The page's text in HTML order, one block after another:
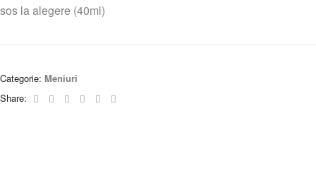
sos la alegere (40ml)
Categorie: Meniuri
Share:
Facebook
TwitterLinkedinGoogle+Pinterest